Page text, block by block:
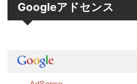
Googleアドセンス